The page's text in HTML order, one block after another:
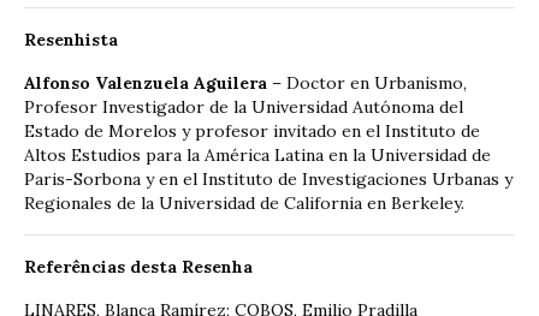
Resenhista
Alfonso Valenzuela Aguilera – Doctor en Urbanismo,
Profesor Investigador de la Universidad Autónoma del
Estado de Morelos y profesor invitado en el Instituto de
Altos Estudios para la América Latina en la Universidad de
Paris-Sorbona y en el Instituto de Investigaciones Urbanas y
Regionales de la Universidad de California en Berkeley.
Referências desta Resenha
LINARES, Blanca Ramírez; COBOS, Emilio Pradilla